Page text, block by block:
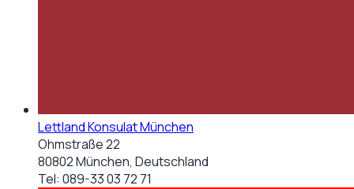
Lettland Konsulat München
Ohmstraße 22
80802 München, Deutschland
Tel: 089-33 03 72 71